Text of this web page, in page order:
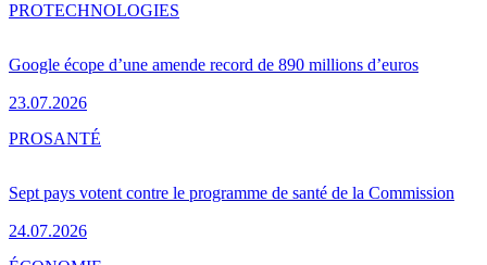
Google écope d’une amende record de 890 millions d’euros
23.07.2026
PROTECHNOLOGIES
Sept pays votent contre le programme de santé de la Commission
24.07.2026
PROSANTÉ